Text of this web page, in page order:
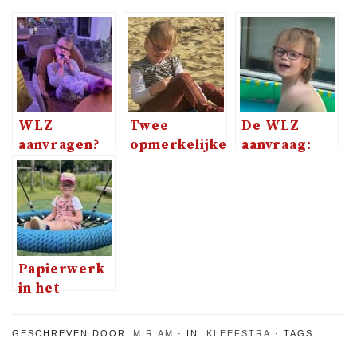
WLZ
aanvragen?
Bureaucratie
ten top!
Twee
opmerkelijke
De WLZ
aanvraag:
Papierwerk
in het
GESCHREVEN DOOR: MIRIAM IN: KLEEFSTRA TAGS: